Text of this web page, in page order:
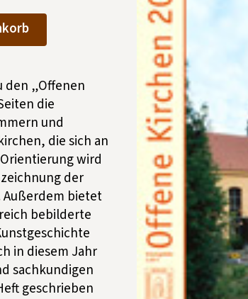
den „Offenen
die
und
die sich an
wird
der
bietet
bebilderte
in diesem Jahr
sachkundigen
geschrieben